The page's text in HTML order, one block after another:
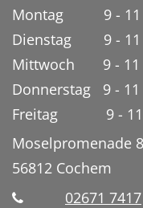
Montag 9 - 11
Dienstag 9 - 11
Mittwoch 9 - 11
Donnerstag 9 - 11
Freitag 9 - 11
Moselpromenade 8
56812 Cochem
02671 7417